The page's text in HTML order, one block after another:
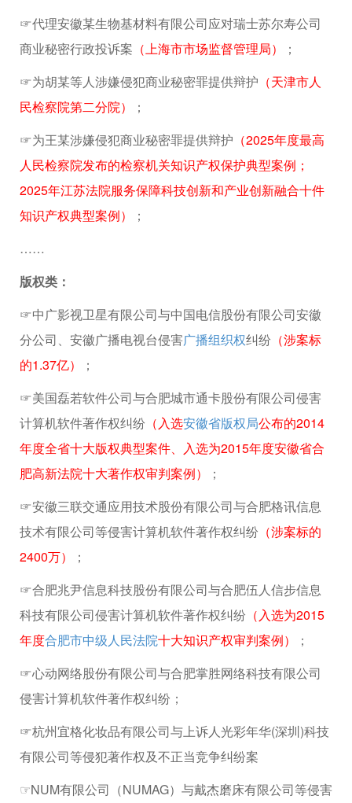
☞代理安徽某生物基材料有限公司应对瑞士苏尔寿公司
商业秘密行政投诉案 （上海市市场监督管理局）
；
☞为胡某等人涉嫌侵犯商业秘密罪提供辩护 （天津市人
民检察院第二分院）
；
☞为王某涉嫌侵犯商业秘密罪提供辩护 （2025年度最高
人民检察院发布的检察机关知识产权保护典型案例；
2025年江苏法院服务保障科技创新和产业创新融合十件
知识产权典型案例）
；
……
版权类：
☞中广影视卫星有限公司与中国电信股份有限公司安徽
分公司、安徽广播电视台侵害广播组织权纠纷 （涉案标
的1.37亿）
；
☞美国磊若软件公司与合肥城市通卡股份有限公司侵害
计算机软件著作权纠纷 （入选安徽省版权局公布的2014
年度全省十大版权典型案件、入选为2015年度安徽省合
肥高新法院十大著作权审判案例）
；
☞安徽三联交通应用技术股份有限公司与合肥格讯信息
技术有限公司等侵害计算机软件著作权纠纷 （涉案标的
2400万）
；
☞合肥兆尹信息科技股份有限公司与合肥伍人信步信息
科技有限公司侵害计算机软件著作权纠纷 （入选为2015
年度合肥市中级人民法院十大知识产权审判案例）
；
☞心动网络股份有限公司与合肥掌胜网络科技有限公司
侵害计算机软件著作权纠纷；
☞杭州宜格化妆品有限公司与上诉人光彩年华(深圳)科技
有限公司等侵犯著作权及不正当竞争纠纷案
☞NUM有限公司（NUMAG）与戴杰磨床有限公司等侵害